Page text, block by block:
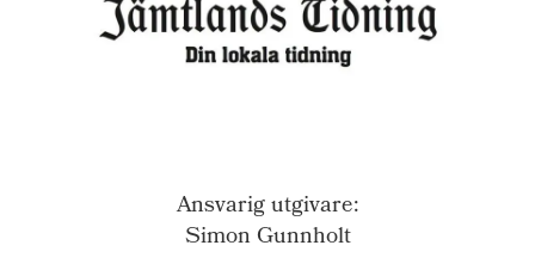
Ansvarig utgivare:
Simon Gunnholt